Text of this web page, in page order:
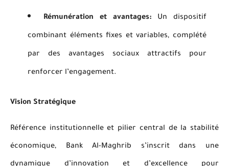
Rémunération et avantages: Un dispositif
combinant éléments fixes et variables, complété
par des avantages sociaux attractifs pour
renforcer l’engagement.
Vision Stratégique
Référence institutionnelle et pilier central de la stabilité
économique, Bank Al-Maghrib s’inscrit dans une